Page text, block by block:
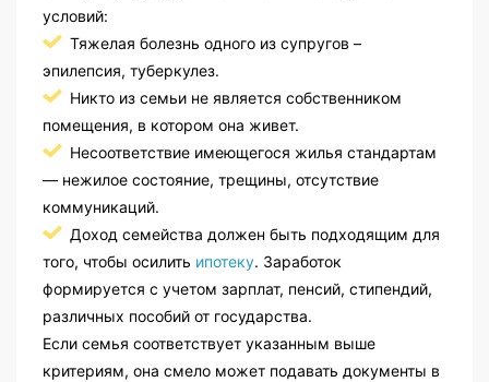
условий:
Тяжелая болезнь одного из супругов –
эпилепсия, туберкулез.
Никто из семьи не является собственником
помещения, в котором она живет.
Несоответствие имеющегося жилья стандартам
— нежилое состояние, трещины, отсутствие
коммуникаций.
Доход семейства должен быть подходящим для
того, чтобы осилить ипотеку. Заработок
формируется с учетом зарплат, пенсий, стипендий,
различных пособий от государства.
Если семья соответствует указанным выше
критериям, она смело может подавать документы в